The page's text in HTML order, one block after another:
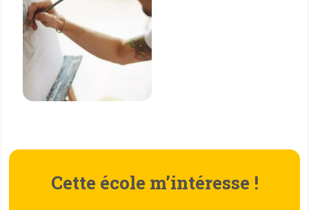
Cette école m’intéresse !